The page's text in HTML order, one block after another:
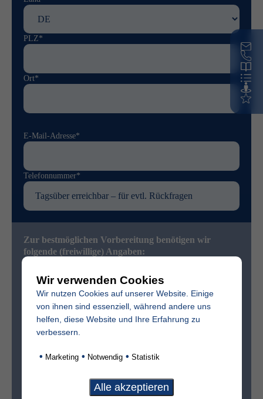
PLZ*
Ort*
E-Mail-Adresse*
Telefonnummer*
Zur bestmöglichen Vorbereitung benötigen wir
folgende (freiwillige) Angaben:
Vollständiger Name des Verstorbenen
Sterbedatum
Wir verwenden Cookies
Wir nutzen Cookies auf unserer Website. Einige
von ihnen sind essenziell, während andere uns
helfen, diese Website und Ihre Erfahrung zu
verbessern.
• Marketing • Notwendig • Statistik